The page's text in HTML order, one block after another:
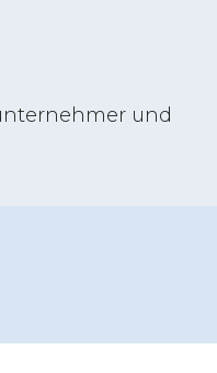
und